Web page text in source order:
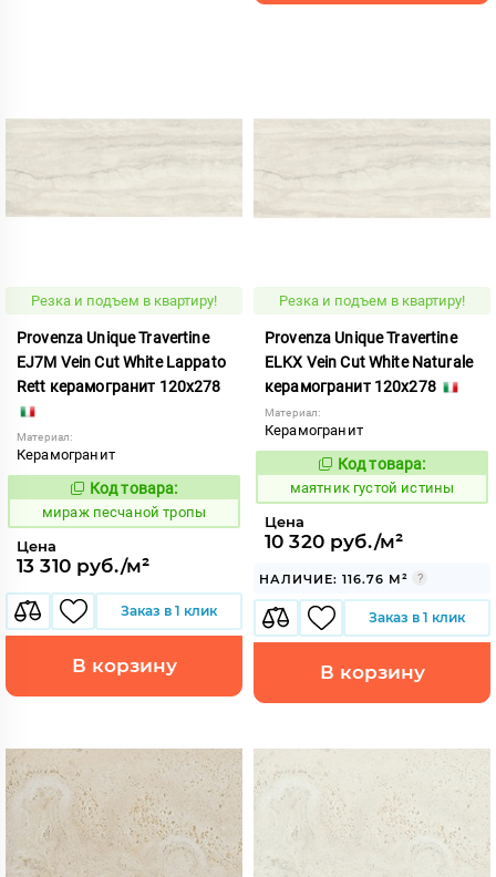
Резка и подъем в квартиру!
Provenza Unique Travertine
EJ7M Vein Cut White Lappato
Rett керамогранит 120x278
Материал:
Керамогранит
993483
Код товара:
мираж песчаной тропы
Цена
13 310 руб./м²
Заказ в 1 клик
В корзину
Резка и подъем в квартиру!
Provenza Unique Travertine
ELKX Vein Cut White Naturale
керамогранит 120x278
Материал:
Керамогранит
924786
Код товара:
маятник густой истины
Цена
10 320 руб./м²
НАЛИЧИЕ: 116.76 М²
Заказ в 1 клик
В корзину